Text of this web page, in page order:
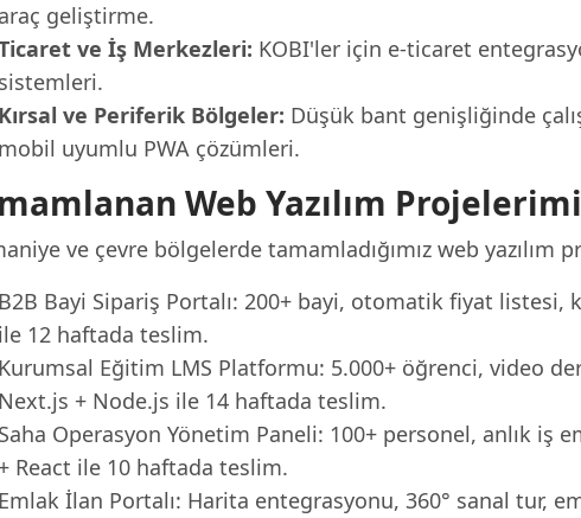
araç geliştirme.
ve İş Merkezleri: KOBI'ler için e-ticaret
sistemleri.
Kırsal ve Periferik Bölgeler: Düşük bant genişliğinde
mobil uyumlu PWA çözümleri.
Web Yazılım
ve çevre bölgelerde tamamladığımız web yazılım
B2B Bayi Sipariş Portalı: 200+ bayi, otomatik fiyat listesi,
ile 12 haftada teslim.
Kurumsal Eğitim LMS Platformu: 5.000+ öğrenci, video
Next.js + Node.js ile 14 haftada teslim.
Saha Operasyon Yönetim Paneli: 100+ personel, anlık iş
+ React ile 10 haftada teslim.
Emlak İlan Portalı: Harita entegrasyonu, 360° sanal tur,